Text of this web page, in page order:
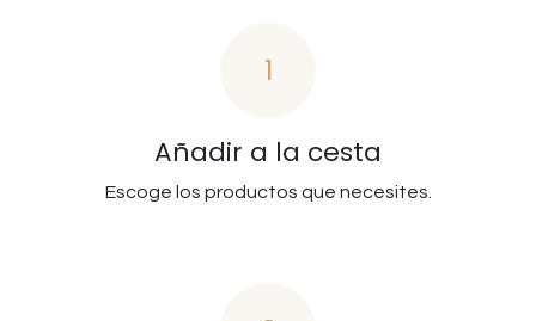
1
Añadir a la cesta
Escoge los productos que necesites.